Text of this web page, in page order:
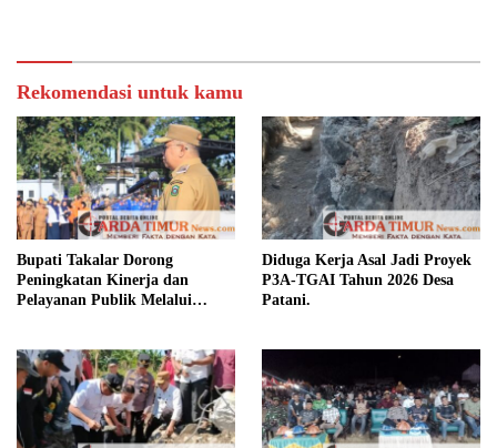
Rekomendasi untuk kamu
Bupati Takalar Dorong
Peningkatan Kinerja dan
Pelayanan Publik Melalui
Diduga Kerja Asal Jadi Proyek
P3A-TGAI Tahun 2026 Desa
Patani.